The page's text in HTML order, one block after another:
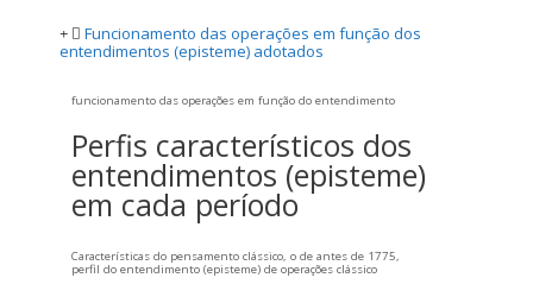
Funcionamento das operações em função dos
entendimentos (episteme) adotados
funcionamento das operações em função do entendimento
Perfis característicos dos
entendimentos (episteme)
em cada período
Características do pensamento clássico, o de antes de 1775,
perfil do entendimento (episteme) de operações clássico